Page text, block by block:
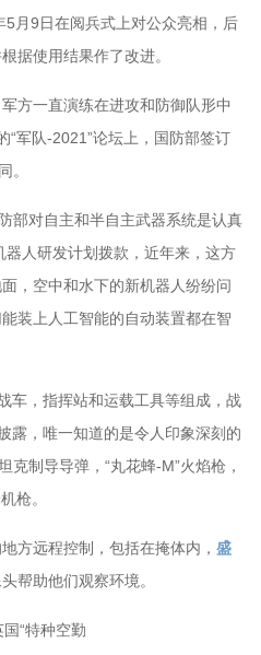
月9日在阅兵式上对公众亮相，后
据使用结果作了改进。
方一直演练在进攻和防御队形中
“军队-2021”论坛上，国防部签订
。
部对自主和半自主武器系统是认真
人研发计划拨款，近年来，这方
，空中和水下的新机器人纷纷问
装上人工智能的自动装置都在智
车，指挥站和运载工具等组成，战
露，唯一知道的是令人印象深刻的
克制导导弹，“丸花蜂-M”火焰枪，
枪。
方远程控制，包括在掩体内， 盛
帮助他们观察环境。
“特种空勤